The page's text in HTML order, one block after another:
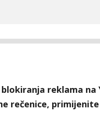
reklama na
rečenice,